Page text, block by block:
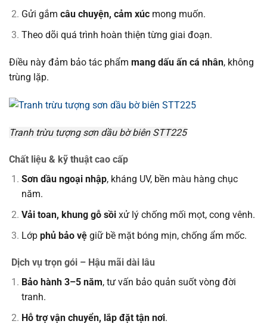
Gửi gắm câu chuyện, cảm xúcmong muốn.
Theo dõi quá trình hoàn thiện từng giai đoạn.
Điều này đảm bảo tác phẩm mang dấu ấn cá nhân, không
trùng lặp.
Tranh trừu tượng sơn dầu bờ biên STT225
Chất liệu & kỹ thuật cao cấp
Sơn dầu ngoại nhập, kháng UV, bền màu hàng chục
năm.
Vải toan, khung gỗ sồixử lý chống mối mọt, cong vênh.
Lớp phủ bảo vệgiữ bề mặt bóng mịn, chống ẩm mốc.
Dịch vụ trọn gói – Hậu mãi dài lâu
Bảo hành 3–5 năm, tư vấn bảo quản suốt vòng đời
tranh.
Hỗ trợ vận chuyển, lắp đặt tận nơi.